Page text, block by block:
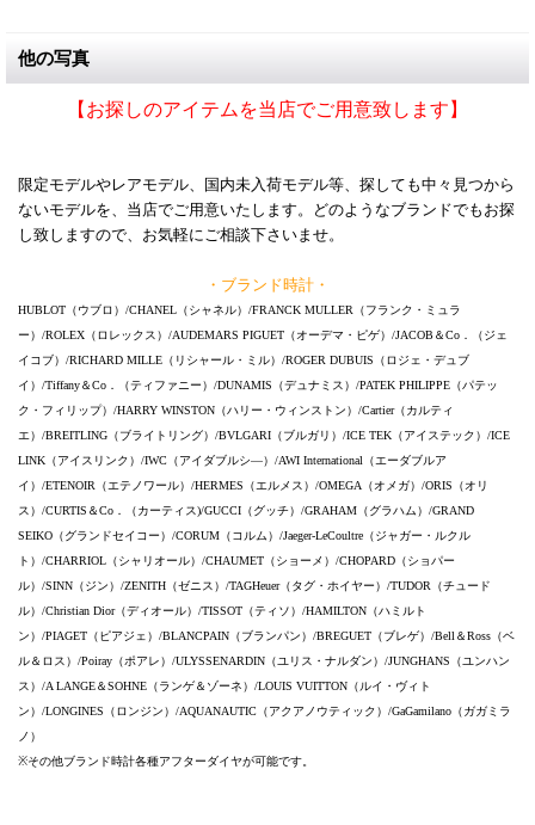
他の写真
【お探しのアイテムを当店でご用意致します】
限定モデルやレアモデル、国内未入荷モデル等、探しても中々見つから
ないモデルを、当店でご用意いたします。どのようなブランドでもお探
し致しますので、お気軽にご相談下さいませ。
・ブランド時計・
HUBLOT（ウブロ）/CHANEL（シャネル）/FRANCK MULLER（フランク・ミュラ
ー）/ROLEX（ロレックス）/AUDEMARS PIGUET（オーデマ・ピゲ）/JACOB＆Co．（ジェ
イコブ）/RICHARD MILLE（リシャール・ミル）/ROGER DUBUIS（ロジェ・デュブ
イ）/Tiffany＆Co．（ティファニー）/DUNAMIS（デュナミス）/PATEK PHILIPPE（パテッ
ク・フィリップ）/HARRY WINSTON（ハリー・ウィンストン）/Cartier（カルティ
エ）/BREITLING（ブライトリング）/BVLGARI（ブルガリ）/ICE TEK（アイステック）/ICE
LINK（アイスリンク）/IWC（アイダブルシ―）/AWI International（エーダブルア
イ）/ETENOIR（エテノワール）/HERMES（エルメス）/OMEGA（オメガ）/ORIS（オリ
ス）/CURTIS＆Co．（カーティス)/GUCCI（グッチ）/GRAHAM（グラハム）/GRAND
SEIKO（グランドセイコー）/CORUM（コルム）/Jaeger-LeCoultre（ジャガー・ルクル
ト）/CHARRIOL（シャリオール）/CHAUMET（ショーメ）/CHOPARD（ショパー
ル）/SINN（ジン）/ZENITH（ゼニス）/TAGHeuer（タグ・ホイヤー）/TUDOR（チュード
ル）/Christian Dior（ディオール）/TISSOT（ティソ）/HAMILTON（ハミルト
ン）/PIAGET（ピアジェ）/BLANCPAIN（ブランパン）/BREGUET（ブレゲ）/Bell＆Ross（ベ
ル＆ロス）/Poiray（ポアレ）/ULYSSENARDIN（ユリス・ナルダン）/JUNGHANS（ユンハン
ス）/A LANGE＆SOHNE（ランゲ＆ゾーネ）/LOUIS VUITTON（ルイ・ヴィト
ン）/LONGINES（ロンジン）/AQUANAUTIC（アクアノウティック）/GaGamilano（ガガミラ
ノ）
※その他ブランド時計各種アフターダイヤが可能です。